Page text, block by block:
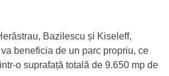
Bazilescu și Kiseleff,
beneficia de un parc propriu, ce
o suprafață totală de 9.650 mp de